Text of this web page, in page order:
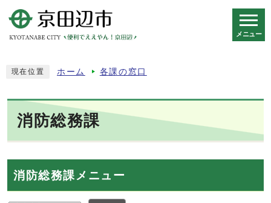
メニュー
現在位置 ホーム 各課の窓口
消防総務課
消防総務課メニュー